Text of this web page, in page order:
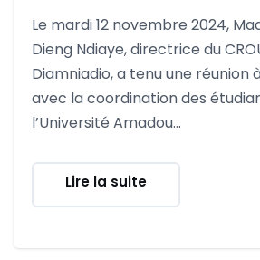
Le mardi 12 novembre 2024,
Dieng Ndiaye, directrice du
Diamniadio, a tenu une réunion
avec la coordination des
l’Université Amadou...
Lire la suite